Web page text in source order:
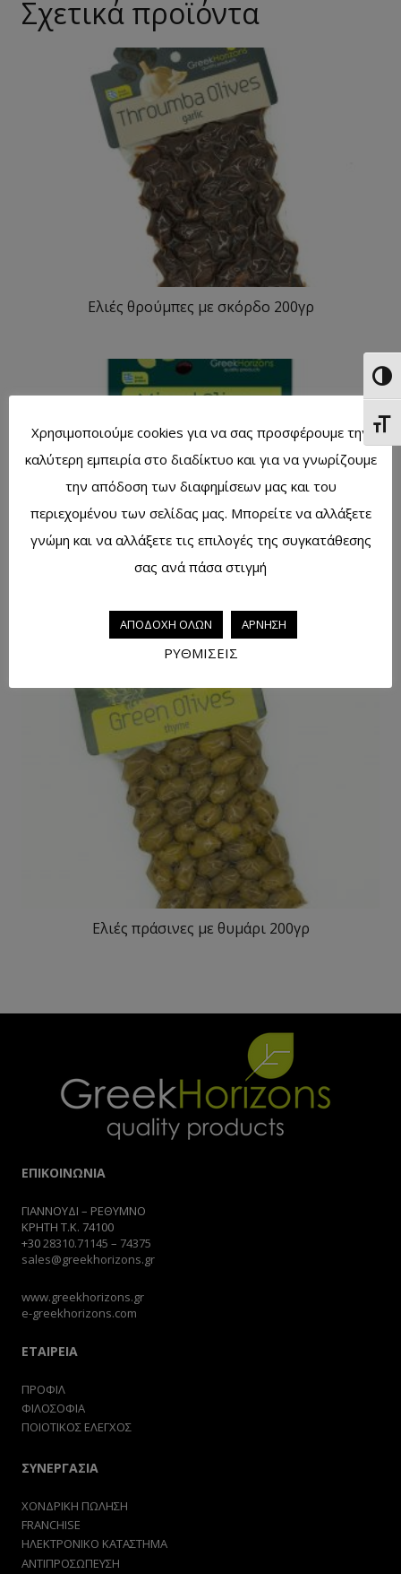
Σχετικά προϊόντα
Ελιές θρούμπες με σκόρδο 200γρ
Ελιές ανάμεικτες με ρίγανη 200γρ
Ελιές πράσινες με θυμάρι 200γρ
ΕΠΙΚΟΙΝΩΝΙΑ
ΓΙΑΝΝΟΥΔΙ – ΡΕΘΥΜΝΟ
ΚΡΗΤΗ Τ.Κ. 74100
+30 28310.71145 – 74375
sales@greekhorizons.gr
www.greekhorizons.gr
e-greekhorizons.com
ΕΤΑΙΡΕΙΑ
ΠΡΟΦΙΛ
ΦΙΛΟΣΟΦΙΑ
ΠΟΙΟΤΙΚΟΣ ΕΛΕΓΧΟΣ
ΣΥΝΕΡΓΑΣΙΑ
ΧΟΝΔΡΙΚΗ ΠΩΛΗΣΗ
FRANCHISE
ΗΛΕΚΤΡΟΝΙΚΟ ΚΑΤΑΣΤΗΜΑ
ΑΝΤΙΠΡΟΣΩΠΕΥΣΗ
Χρησιμοποιούμε cookies για να σας προσφέρουμε την
καλύτερη εμπειρία στο διαδίκτυο και για να γνωρίζουμε
την απόδοση των διαφημίσεων μας και του
περιεχομένου των σελίδας μας. Μπορείτε να αλλάξετε
γνώμη και να αλλάξετε τις επιλογές της συγκατάθεσης
σας ανά πάσα στιγμή
ΑΠΟΔΟΧΗ ΟΛΩΝ ΑΡΝΗΣΗ
ΡΥΘΜΙΣΕΙΣ